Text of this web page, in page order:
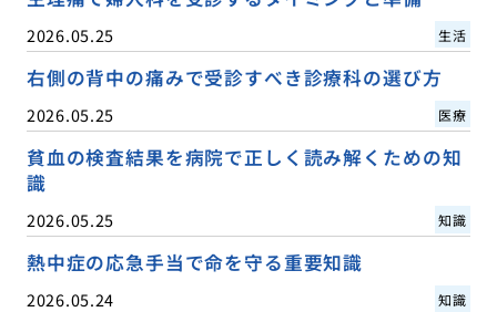
2026.05.25 生活
右側の背中の痛みで受診すべき診療科の選び方
2026.05.25 医療
貧血の検査結果を病院で正しく読み解くための知
識
2026.05.25 知識
熱中症の応急手当で命を守る重要知識
2026.05.24 知識